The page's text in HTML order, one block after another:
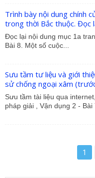
Trình bày nội dung chính
trong thời Bắc thuộc. Đọc
Đọc lại nội dung mục 1a
Bài 8. Một số cuộc...
Sưu tầm tư liệu và giới
sử chống ngoại xâm
Sưu tầm tài liệu qua
pháp giải , Vận dụng 2 - Bài
1